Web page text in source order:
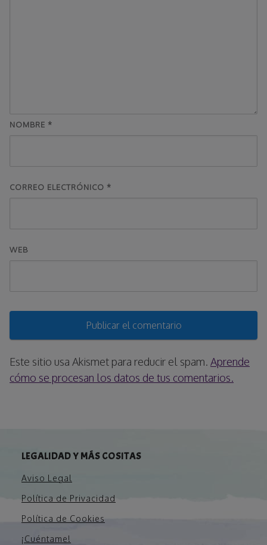
NOMBRE *
CORREO ELECTRÓNICO *
WEB
Este sitio usa Akismet para reducir el spam. Aprende
cómo se procesan los datos de tus comentarios.
LEGALIDAD Y MÁS COSITAS
Aviso Legal
Política de Privacidad
Política de Cookies
¡Cuéntame!